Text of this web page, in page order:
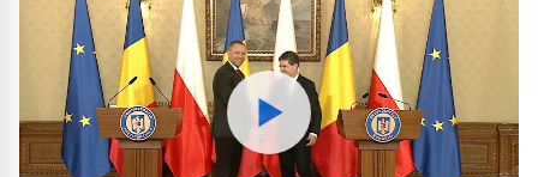
Watch